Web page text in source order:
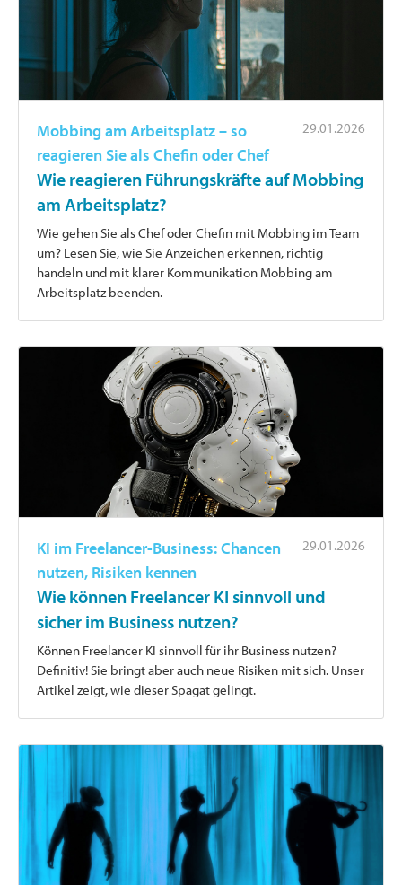
29.01.2026
Mobbing am Arbeitsplatz – so
reagieren Sie als Chefin oder Chef
Wie reagieren Führungskräfte auf Mobbing
am Arbeitsplatz?
Wie gehen Sie als Chef oder Chefin mit Mobbing im Team
um? Lesen Sie, wie Sie Anzeichen erkennen, richtig
handeln und mit klarer Kommunikation Mobbing am
Arbeitsplatz beenden.
29.01.2026
KI im Freelancer-Business: Chancen
nutzen, Risiken kennen
Wie können Freelancer KI sinnvoll und
sicher im Business nutzen?
Können Freelancer KI sinnvoll für ihr Business nutzen?
Definitiv! Sie bringt aber auch neue Risiken mit sich. Unser
Artikel zeigt, wie dieser Spagat gelingt.